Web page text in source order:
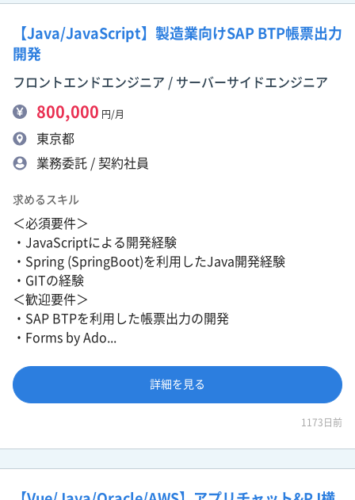
【Java/JavaScript】製造業向けSAP BTP帳票出力
開発
フロントエンドエンジニア / サーバーサイドエンジニア
800,000 円/月
東京都
業務委託 / 契約社員
求めるスキル
＜必須要件＞
・JavaScriptによる開発経験
・Spring (SpringBoot)を利用したJava開発経験
・GITの経験
＜歓迎要件＞
・SAP BTPを利用した帳票出力の開発
・Forms by Ado...
詳細を見る
1173日前